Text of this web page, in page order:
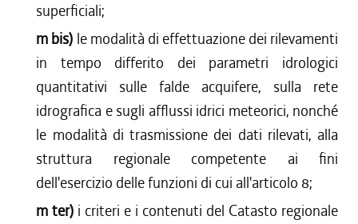
superficiali;
m bis) le modalità di effettuazione dei rilevamenti
in tempo differito dei parametri idrologici
quantitativi sulle falde acquifere, sulla rete
idrografica e sugli afflussi idrici meteorici, nonché
le modalità di trasmissione dei dati rilevati, alla
struttura regionale competente ai fini
dell'esercizio delle funzioni di cui all'articolo 8;
m ter) i criteri e i contenuti del Catasto regionale